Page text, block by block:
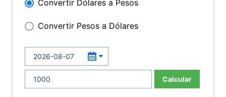
Convertir Dólares a Pesos
Convertir Pesos a Dólares
Calcular